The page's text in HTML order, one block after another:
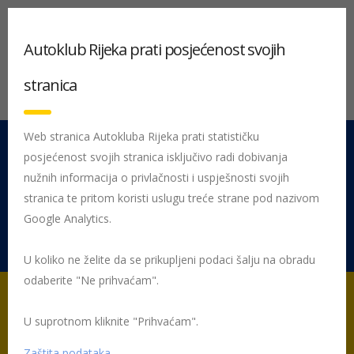
051 212 442 Centrala
Pon - Pet 08:00 - 16:00
Rujevica 9/1, 51000 Rijeka
Početna Posljednje objavljene novosti
Autoklub Rijeka prati posjećenost svojih
stranica
Web stranica Autokluba Rijeka prati statističku
posjećenost svojih stranica isključivo radi dobivanja
nužnih informacija o privlačnosti i uspješnosti svojih
stranica te pritom koristi uslugu treće strane pod nazivom
Google Analytics.
U koliko ne želite da se prikupljeni podaci šalju na obradu
odaberite "Ne prihvaćam".
U suprotnom kliknite "Prihvaćam".